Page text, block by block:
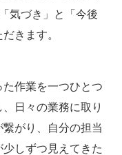
気づき」と「今後
きます。
作業を一つひとつ
日々の業務に取り
がり、自分の担当
しずつ見えてきた